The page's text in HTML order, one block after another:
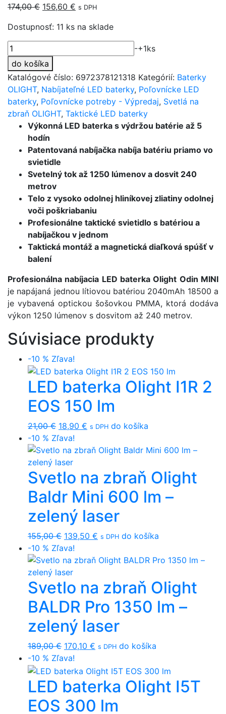
174,00€ Original
was:
174,00 €.
156,60 € Current
is:
156,60 €.
s DPH
Dostupnosť: 11 ks na sklade
množstvo
Profesionálna
taktická
LED
svítilna
Olight
Odin
Mini
desert
1250
-+1ks
do košíka
Katalógové číslo: 6972378121318 Kategórií: Baterky
OLIGHT, Nabíjateľné LED baterky, Poľovnícke LED
baterky, Poľovnícke potreby - Výpredaj, Svetlá na
zbraň OLIGHT, Taktické LED baterky
Výkonná LED baterka s výdržou batérie až 5
hodín
Patentovaná nabíjačka nabíja batériu priamo vo
svietidle
Svetelný tok až 1250 lúmenov a dosvit 240
metrov
Telo z vysoko odolnej hliníkovej zliatiny odolnej
voči poškriabaniu
Profesionálne taktické svietidlo s batériou a
nabíjačkou v jednom
Taktická montáž a magnetická diaľková spúšť v
balení
Profesionálna nabíjacia LED baterka Olight Odin MINI
je napájaná jednou lítiovou batériou 2040mAh 18500 a
je vybavená optickou šošovkou PMMA, ktorá dodáva
výkon 1250 lúmenov s dosvitom až 240 metrov.
Súvisiace produkty
-10 % Zľava!
LED baterka Olight I1R 2
EOS 150 lm
21,00€ Original
price
was:
21,00 €.
18,90 € Current
is:
s DPH do košíka
-10 % Zľava!
Svetlo na zbraň Olight
Baldr Mini 600 lm –
zelený laser
155,00€ Original
price
was:
155,00 €.
139,50 € Current
is:
s DPH do košíka
-10 % Zľava!
Svetlo na zbraň Olight
BALDR Pro 1350 lm –
zelený laser
189,00€ Original
price
was:
189,00 €.
170,10 € Current
is:
170,10 €.
s DPH do košíka
-10 % Zľava!
LED baterka Olight I5T
EOS 300 lm